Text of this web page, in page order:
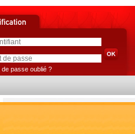
de passe oublié ?